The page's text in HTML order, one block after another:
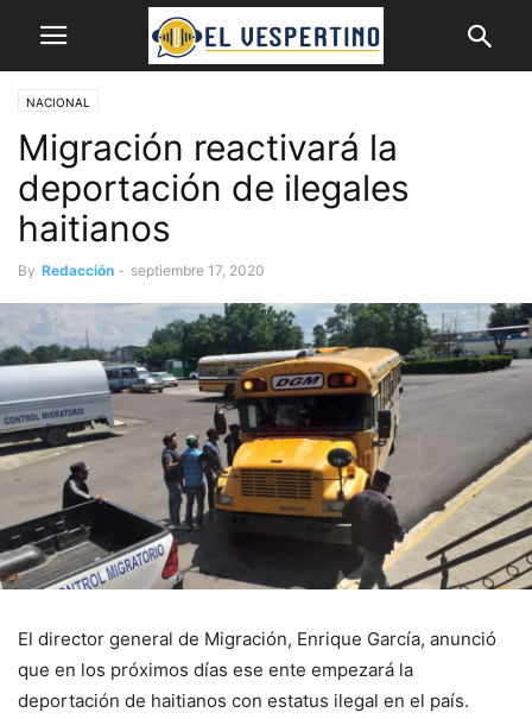
NACIONAL
Migración reactivará la
deportación de ilegales
haitianos
By Redacción - septiembre 17, 2020
El director general de Mi­gración, Enrique García, anunció
que en los próxi­mos días ese ente empezará la
deportación de haitianos con estatus ilegal en el país.